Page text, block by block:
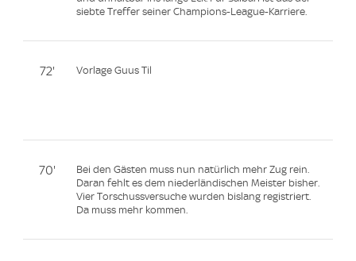
siebte Treffer seiner Champions-League-Karriere.
72' Vorlage Guus Til
70'
Bei den Gästen muss nun natürlich mehr Zug rein.
Daran fehlt es dem niederländischen Meister bisher.
Vier Torschussversuche wurden bislang registriert.
Da muss mehr kommen.